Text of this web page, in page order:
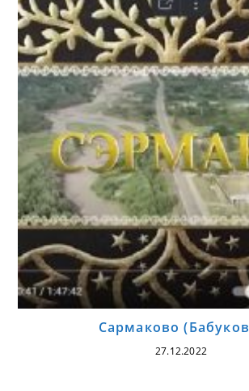
Сармаково
27.12.2022